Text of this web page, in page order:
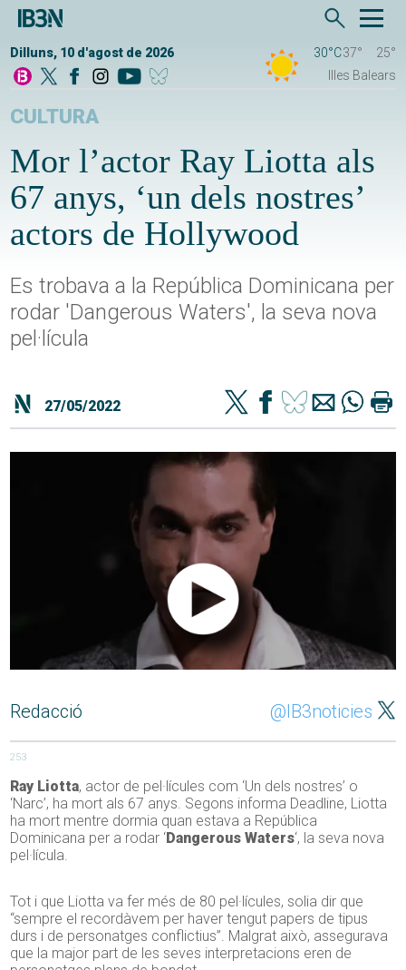
Dilluns, 10 d'agost de 2026 30°C37°
25°
Illes Balears
CULTURA
Mor l’actor Ray Liotta als
67 anys, ‘un dels nostres’
actors de Hollywood
Es trobava a la República Dominicana per
rodar 'Dangerous Waters', la seva nova
pel·lícula
27/05/2022
Redacció @IB3noticies
253
Ray Liotta, actor de pel·lícules com ‘Un dels nostres’ o
‘Narc’, ha mort als 67 anys. Segons informa Deadline, Liotta
ha mort mentre dormia quan estava a República
Dominicana per a rodar ‘Dangerous Waters‘, la seva nova
pel·lícula.
Tot i que Liotta va fer més de 80 pel·lícules, solia dir que
“sempre el recordàvem per haver tengut papers de tipus
durs i de personatges conflictius”. Malgrat això, assegurava
que la major part de les seves interpretacions eren de